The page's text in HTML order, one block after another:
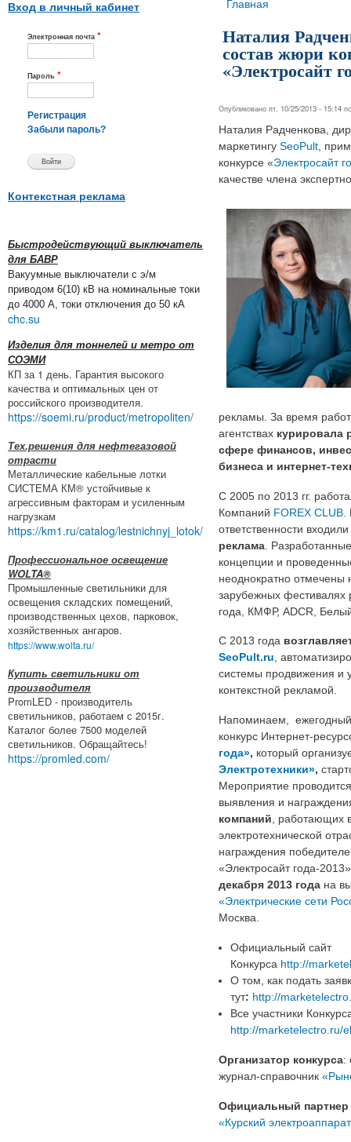
Вход в личный кабинет
Электронная почта *
Пароль *
Регистрация
Забыли пароль?
Контекстная реклама
Быстродействующий выключатель
для БАВР
Вакуумные выключатели с э/м
приводом 6(10) кВ на номинальные токи
до 4000 А, токи отключения до 50 кА
chc.su
Изделия для тоннелей и метро от
СОЭМИ
КП за 1 день. Гарантия высокого
качества и оптимальных цен от
российского производителя.
https://soemi.ru/product/metropoliten/
Тех.решения для нефтегазовой
отрасти
Металлические кабельные лотки
СИСТЕМА КМ® устойчивые к
агрессивным факторам и усиленным
нагрузкам
https://km1.ru/catalog/lestnichnyj_lotok/
Профессиональное освещение
WOLTA®
Промышленные светильники для
освещения складских помещений,
производственных цехов, парковок,
хозяйственных ангаров.
https://www.wolta.ru/
Купить светильники от
производителя
PromLED - производитель
светильников, работаем с 2015г.
Каталог более 7500 моделей
светильников. Обращайтесь!
https://promled.com/
Вы здесь
Главная
Наталия
состав жюри
«Электросайт
Опубликовано пт, 10/25/2013 - 15:14
Наталия Радченкова,
маркетингу SeoPult,
конкурсе «Электросайт
качестве члена
рекламы. За время
агентствах курировала
сфере финансов,
бизнеса и интернет-
С 2005 по 2013 гг.
Компаний FOREX CLUB
ответственности входили
реклама .
концепции и
неоднократно отмечены
зарубежных
года, КМФР, ADCR,
С 2013 года
SeoPult.ru,
системы продвижения и
контекстной рекламой.
Напоминаем,
конкурс Интернет-
года», который
Электротехники»,
Мероприятие
выявления и
компаний , работающих
электротехнической
награждения
«Электросайт года-
декабря 2013 года на
«Электрические сети
Москва.
Официальный сайт
Конкурса http://
О том, как подать
тут: http://
Все участники
http://marketelectro.ru/
Организатор конкурса:
журнал-справочник
Официальный партнер
«Курский